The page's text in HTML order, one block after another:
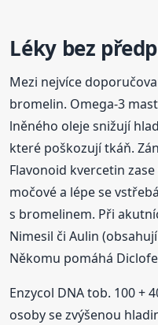
Léky bez
Mezi nejvíce
bromelin. Omega-3
lněného oleje snižují
které poškozují tkáň.
Flavonoid kvercetin
močové a lépe se
s bromelinem. Při
Nimesil či Aulin
Někomu pomáhá
Enzycol DNA tob. 100 +
osoby se zvýšenou